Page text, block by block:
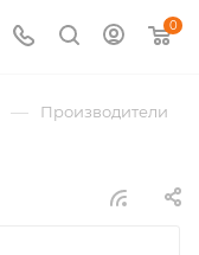
0
— Производители